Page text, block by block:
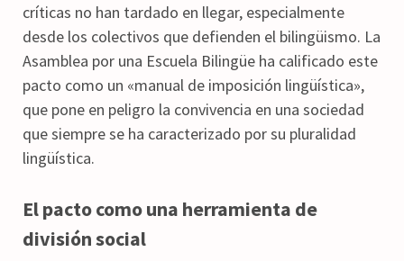
críticas no han tardado en llegar, especialmente
desde los colectivos que defienden el bilingüismo. La
Asamblea por una Escuela Bilingüe ha calificado este
pacto como un «manual de imposición lingüística»,
que pone en peligro la convivencia en una sociedad
que siempre se ha caracterizado por su pluralidad
lingüística.
El pacto como una herramienta de
división social